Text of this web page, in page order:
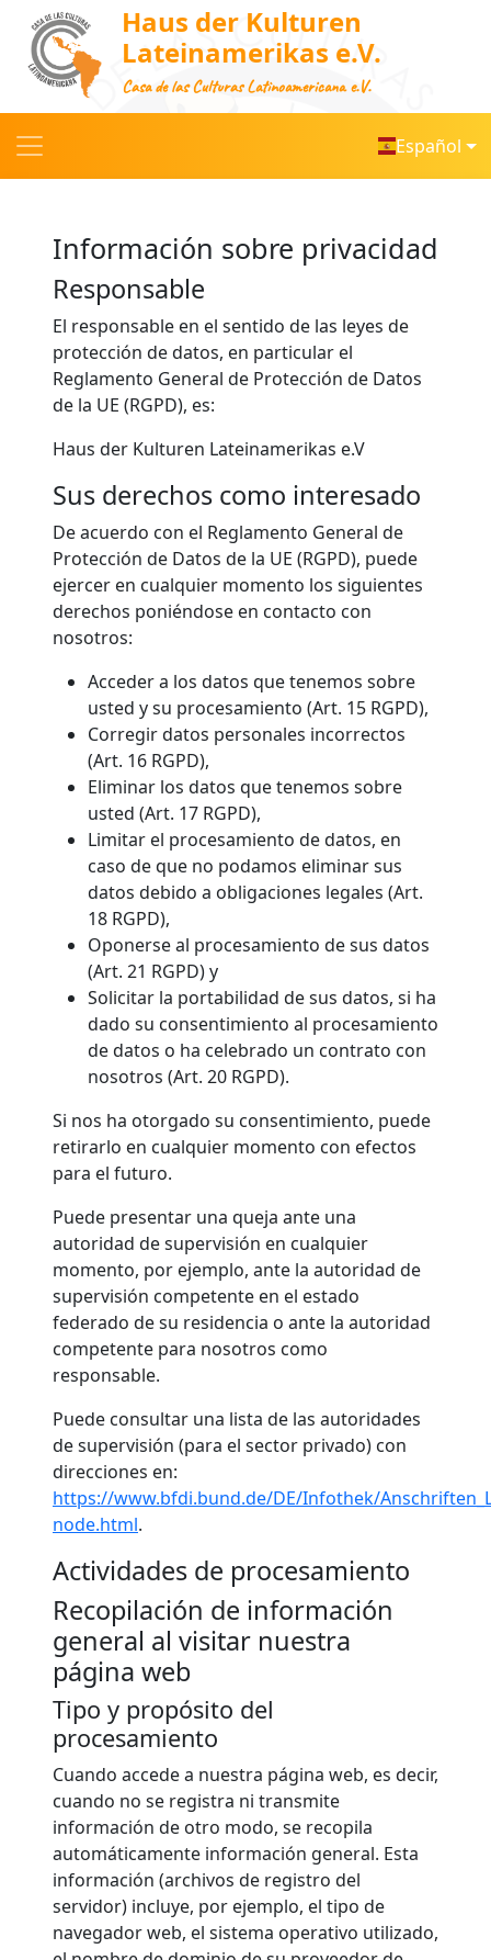
Haus der Kulturen
Lateinamerikas e.V.
Casa de las Culturas Latinoamericana e.V.
Español
Información sobre privacidad
Responsable
El responsable en el sentido de las leyes de
protección de datos, en particular el
Reglamento General de Protección de Datos
de la UE (RGPD), es:
Haus der Kulturen Lateinamerikas e.V
Sus derechos como interesado
De acuerdo con el Reglamento General de
Protección de Datos de la UE (RGPD), puede
ejercer en cualquier momento los siguientes
derechos poniéndose en contacto con
nosotros:
Acceder a los datos que tenemos sobre
usted y su procesamiento (Art. 15 RGPD),
Corregir datos personales incorrectos
(Art. 16 RGPD),
Eliminar los datos que tenemos sobre
usted (Art. 17 RGPD),
Limitar el procesamiento de datos, en
caso de que no podamos eliminar sus
datos debido a obligaciones legales (Art.
18 RGPD),
Oponerse al procesamiento de sus datos
(Art. 21 RGPD) y
Solicitar la portabilidad de sus datos, si ha
dado su consentimiento al procesamiento
de datos o ha celebrado un contrato con
nosotros (Art. 20 RGPD).
Si nos ha otorgado su consentimiento, puede
retirarlo en cualquier momento con efectos
para el futuro.
Puede presentar una queja ante una
autoridad de supervisión en cualquier
momento, por ejemplo, ante la autoridad de
supervisión competente en el estado
federado de su residencia o ante la autoridad
competente para nosotros como
responsable.
Puede consultar una lista de las autoridades
de supervisión (para el sector privado) con
direcciones en:
https://www.bfdi.bund.de/DE/Infothek/
node.html.
Actividades de procesamiento
Recopilación de información
general al visitar nuestra
página web
Tipo y propósito del
procesamiento
Cuando accede a nuestra página web, es decir,
cuando no se registra ni transmite
información de otro modo, se recopila
automáticamente información general. Esta
información (archivos de registro del
servidor) incluye, por ejemplo, el tipo de
navegador web, el sistema operativo utilizado,